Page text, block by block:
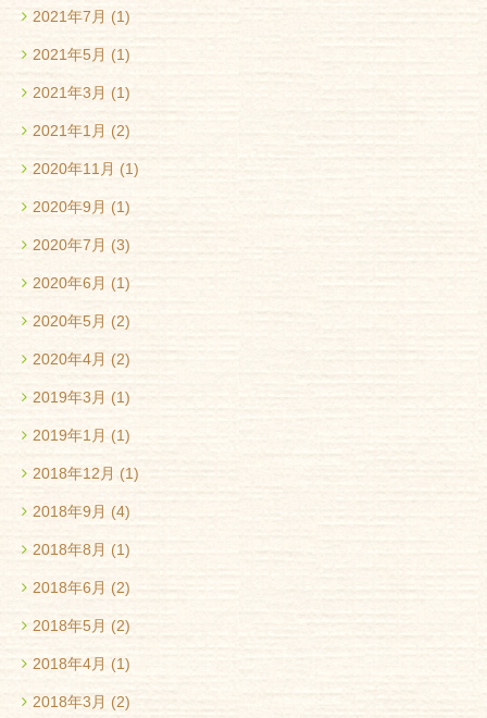
2021年7月 (1)
2021年5月 (1)
2021年3月 (1)
2021年1月 (2)
2020年11月 (1)
2020年9月 (1)
2020年7月 (3)
2020年6月 (1)
2020年5月 (2)
2020年4月 (2)
2019年3月 (1)
2019年1月 (1)
2018年12月 (1)
2018年9月 (4)
2018年8月 (1)
2018年6月 (2)
2018年5月 (2)
2018年4月 (1)
2018年3月 (2)